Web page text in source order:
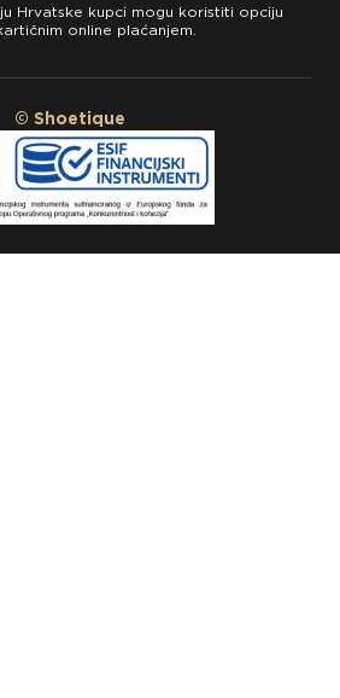
Hrvatske kupci mogu koristiti opciju
online plaćanjem.
© Shoetique